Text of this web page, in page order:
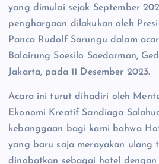
yang dimulai sejak September
penghargaan dilakukan oleh
Panca Rudolf Sarungu dalam
Balairung Soesilo Soedarman,
Jakarta, pada 11 Desember 2023.
Acara ini turut dihadiri oleh
Ekonomi Kreatif Sandiaga
kebanggaan bagi kami bahwa
yang baru saja merayakan ulang
dinobatkan sebagai hotel